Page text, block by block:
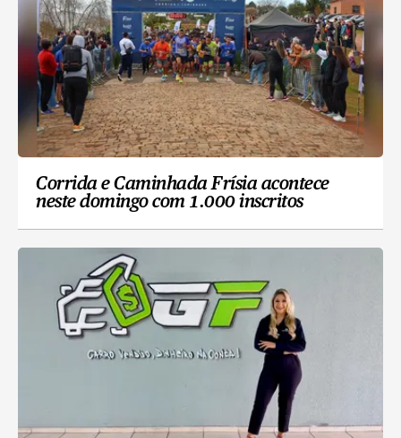
Corrida e Caminhada Frísia acontece
neste domingo com 1.000 inscritos